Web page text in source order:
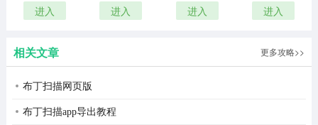
2、支持按时间和日期过滤视频，方便用户查看历史监控记
3、提供添加、删除和配置摄像头等管理功能，以确保设备
的正常运行。
4、支持为不同用户设置访问权限，保护监控数据的安全。
魔兽版
进入
畅聊版
进入
网登录入
口网址
进入
免登录版
进入
相关文章 更多攻略>>
布丁扫描网页版
布丁扫描app导出教程